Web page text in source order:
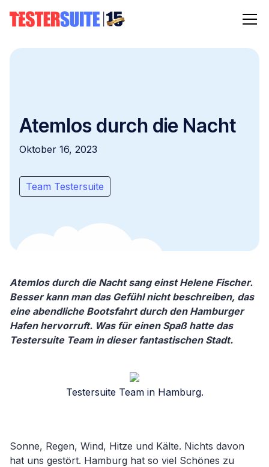
Atemlos durch die Nacht
Oktober 16, 2023
Team Testersuite
Atemlos durch die Nacht sang einst Helene Fischer.
Besser kann man das Gefühl nicht beschreiben, das
eine abendliche Bootsfahrt durch den Hamburger
Hafen hervorruft. Was für einen Spaß hatte das
Testersuite Team in dieser fantastischen Stadt.
Testersuite Team in Hamburg.
Sonne, Regen, Wind, Hitze und Kälte. Nichts davon
hat uns gestört. Hamburg hat so viel Schönes zu